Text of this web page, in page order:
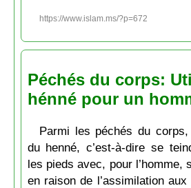
https://www.islam.ms/?p=672
Péchés du corps:
hénné pour un
Parmi les péchés du
du henné, c’est-à-dire se
les pieds avec, pour l’homme,
en raison de l’assimilation